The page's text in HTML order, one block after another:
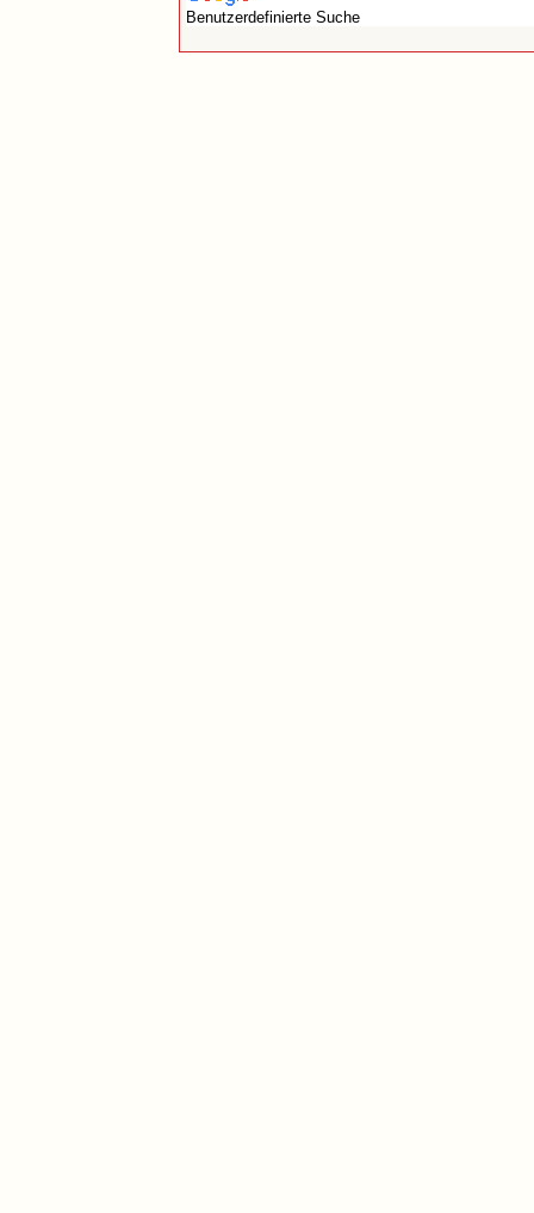
Benutzerdefinierte Suche